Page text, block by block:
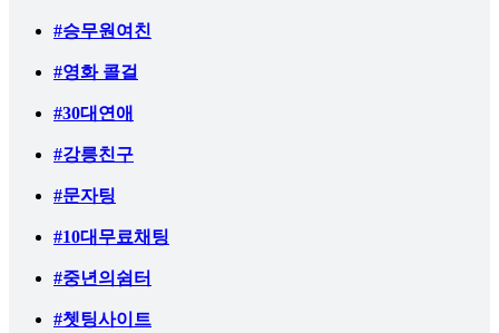
#승무원여친
#영화 콜걸
#30대연애
#강릉친구
#문자팅
#10대무료채팅
#중년의쉼터
#쳇팅사이트